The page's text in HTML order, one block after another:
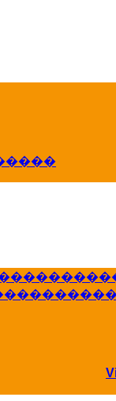
������
���
�� ������!
���